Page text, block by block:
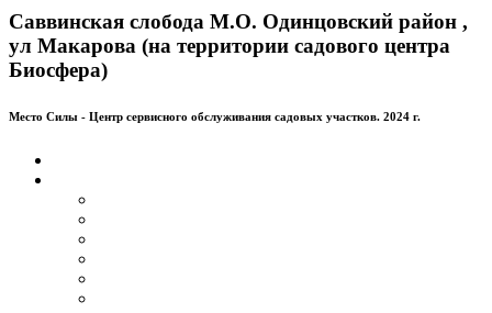
Саввинская слобода М.О. Одинцовский район ,
ул Макарова (на территории садового центра
Биосфера)
Место Силы - Центр сервисного обслуживания садовых участков. 2024 г.